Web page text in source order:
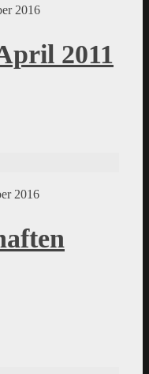
2016
2011
2016